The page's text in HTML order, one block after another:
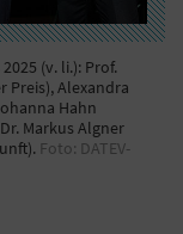
(v. li.): Prof.
Preis), Alexandra
Hahn
Markus Algner
Foto: DATEV-